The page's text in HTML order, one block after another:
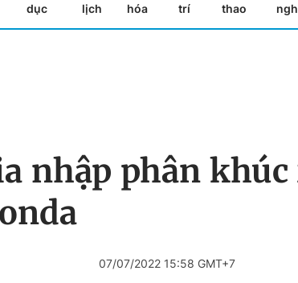
dục
lịch
hóa
trí
thao
nhập phân khúc
07/07/2022 15:58 GMT+7